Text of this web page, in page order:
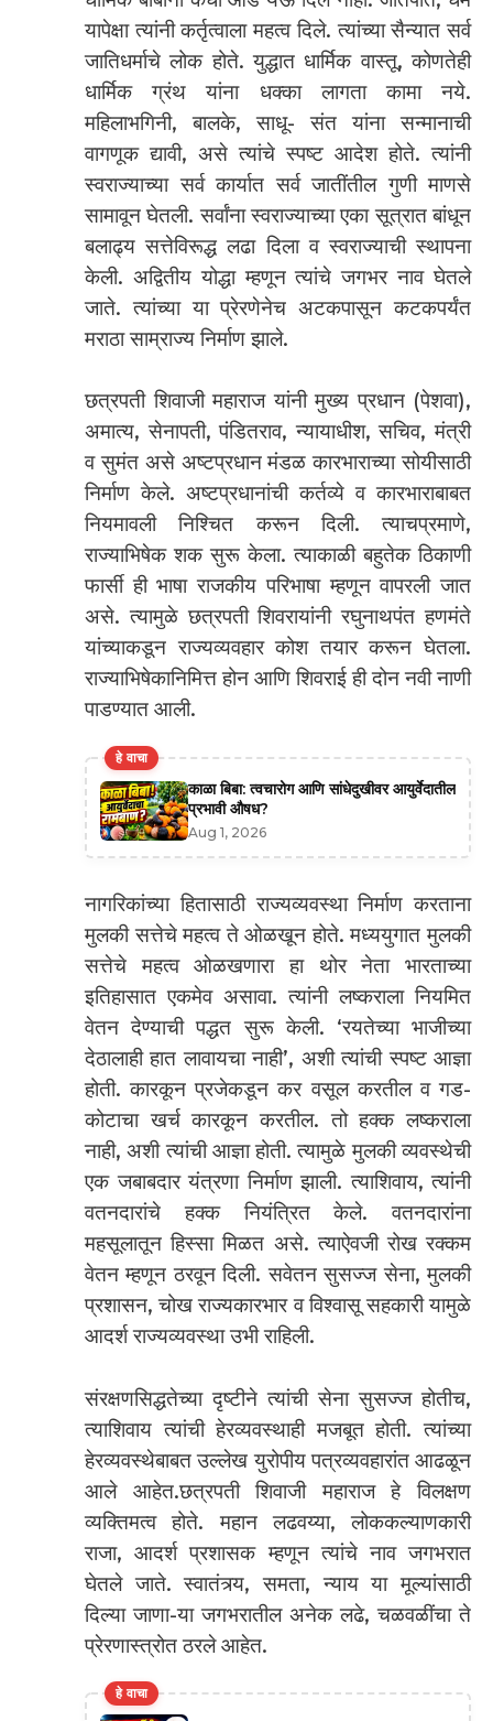
यापेक्षा त्यांनी कर्तृत्वाला महत्व दिले. त्यांच्या सैन्यात सर्व
जातिधर्माचे लोक होते. युद्धात धार्मिक वास्तू, कोणतेही
धार्मिक ग्रंथ यांना धक्का लागता कामा नये.
महिलाभगिनी, बालके, साधू- संत यांना सन्मानाची
वागणूक द्यावी, असे त्यांचे स्पष्ट आदेश होते. त्यांनी
स्वराज्याच्या सर्व कार्यात सर्व जातींतील गुणी माणसे
सामावून घेतली. सर्वांना स्वराज्याच्या एका सूत्रात बांधून
बलाढ्य सत्तेविरूद्ध लढा दिला व स्वराज्याची स्थापना
केली. अद्वितीय योद्धा म्हणून त्यांचे जगभर नाव घेतले
जाते. त्यांच्या या प्रेरणेनेच अटकपासून कटकपर्यंत
मराठा साम्राज्य निर्माण झाले.
छत्रपती शिवाजी महाराज यांनी मुख्य प्रधान (पेशवा),
अमात्य, सेनापती, पंडितराव, न्यायाधीश, सचिव, मंत्री
व सुमंत असे अष्टप्रधान मंडळ कारभाराच्या सोयीसाठी
निर्माण केले. अष्टप्रधानांची कर्तव्ये व कारभाराबाबत
नियमावली निश्चित करून दिली. त्याचप्रमाणे,
राज्याभिषेक शक सुरू केला. त्याकाळी बहुतेक ठिकाणी
फार्सी ही भाषा राजकीय परिभाषा म्हणून वापरली जात
असे. त्यामुळे छत्रपती शिवरायांनी रघुनाथपंत हणमंते
यांच्याकडून राज्यव्यवहार कोश तयार करून घेतला.
राज्याभिषेकानिमित्त होन आणि शिवराई ही दोन नवी नाणी
पाडण्यात आली.
हे वाचा
काळा बिबा: त्वचारोग आणि सांधेदुखीवर आयुर्वेदातील
प्रभावी औषध?
Aug 1, 2026
नागरिकांच्या हितासाठी राज्यव्यवस्था निर्माण करताना
मुलकी सत्तेचे महत्व ते ओळखून होते. मध्ययुगात मुलकी
सत्तेचे महत्व ओळखणारा हा थोर नेता भारताच्या
इतिहासात एकमेव असावा. त्यांनी लष्कराला नियमित
वेतन देण्याची पद्धत सुरू केली. ‘रयतेच्या भाजीच्या
देठालाही हात लावायचा नाही’, अशी त्यांची स्पष्ट आज्ञा
होती. कारकून प्रजेकडून कर वसूल करतील व गड-
कोटाचा खर्च कारकून करतील. तो हक्क लष्कराला
नाही, अशी त्यांची आज्ञा होती. त्यामुळे मुलकी व्यवस्थेची
एक जबाबदार यंत्रणा निर्माण झाली. त्याशिवाय, त्यांनी
वतनदारांचे हक्क नियंत्रित केले. वतनदारांना
महसूलातून हिस्सा मिळत असे. त्याऐवजी रोख रक्कम
वेतन म्हणून ठरवून दिली. सवेतन सुसज्ज सेना, मुलकी
प्रशासन, चोख राज्यकारभार व विश्वासू सहकारी यामुळे
आदर्श राज्यव्यवस्था उभी राहिली.
संरक्षणसिद्धतेच्या दृष्टीने त्यांची सेना सुसज्ज होतीच,
त्याशिवाय त्यांची हेरव्यवस्थाही मजबूत होती. त्यांच्या
हेरव्यवस्थेबाबत उल्लेख युरोपीय पत्रव्यवहारांत आढळून
आले आहेत.छत्रपती शिवाजी महाराज हे विलक्षण
व्यक्तिमत्व होते. महान लढवय्या, लोककल्याणकारी
राजा, आदर्श प्रशासक म्हणून त्यांचे नाव जगभरात
घेतले जाते. स्वातंत्र्य, समता, न्याय या मूल्यांसाठी
दिल्या जाणा-या जगभरातील अनेक लढे, चळवळींचा ते
प्रेरणास्त्रोत ठरले आहेत.
हे वाचा